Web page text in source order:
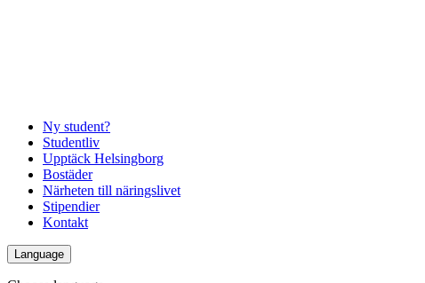
Ny student?
Studentliv
Upptäck Helsingborg
Bostäder
Närheten till näringslivet
Stipendier
Kontakt
Language